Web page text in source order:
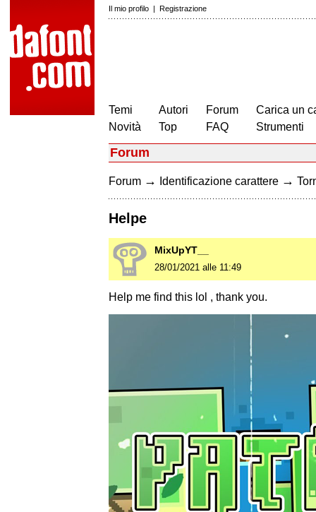
Il mio profilo | Registrazione
Temi
Novità
Autori
Top
Forum
FAQ
Carica un
Strumenti
Forum
Forum → Identificazione carattere →
Helpe
MixUpYT__
28/01/2021 alle 11:49
Help me find this lol , thank you.